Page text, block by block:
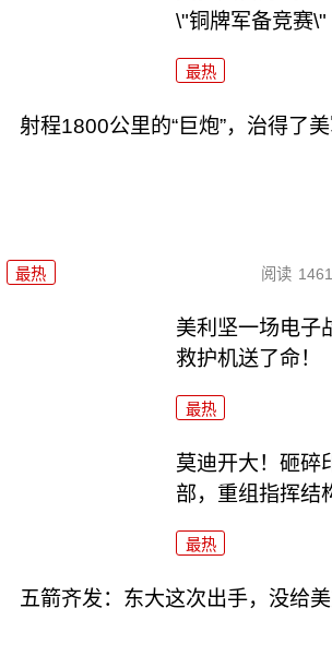
\"铜牌军备竞赛\"
最热
射程1800公里的“巨炮”，治得了美
最热 阅读
美利坚一场电子
救护机送了命！
最热
莫迪开大！砸碎
部，重组指挥结
最热
五箭齐发：东大这次出手，没给